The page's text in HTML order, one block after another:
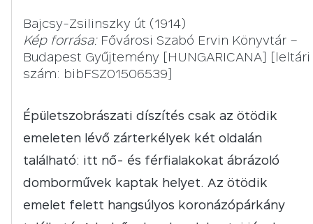
Bajcsy-Zsilinszky út (1914)
Kép forrása:Fővárosi Szabó Ervin Könyvtár –
Budapest Gyűjtemény [HUNGARICANA] [leltári
szám: bibFSZ01506539]
Épületszobrászati díszítés csak az ötödik
emeleten lévő zárterkélyek két oldalán
található: itt nő- és férfialakokat ábrázoló
domborművek kaptak helyet. Az ötödik
emelet felett hangsúlyos koronázópárkány